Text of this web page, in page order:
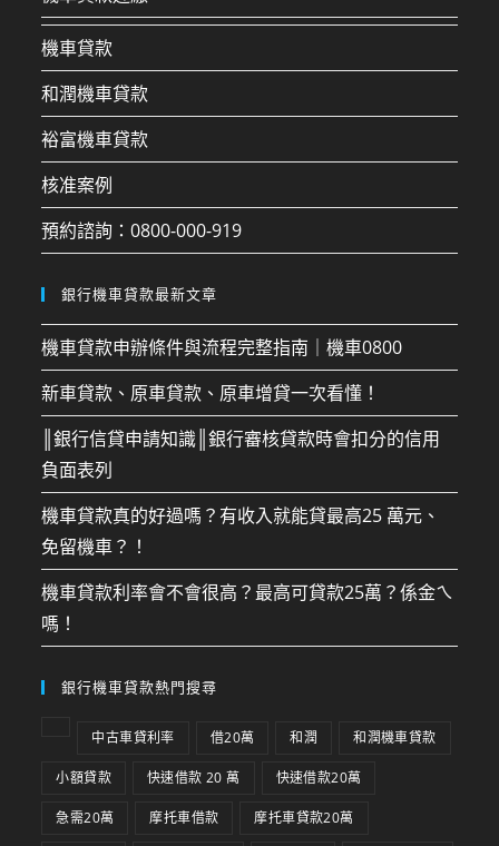
機車貸款
和潤機車貸款
裕富機車貸款
核准案例
預約諮詢：0800-000-919
銀行機車貸款最新文章
機車貸款申辦條件與流程完整指南｜機車0800
新車貸款、原車貸款、原車增貸一次看懂！
║銀行信貸申請知識║銀行審核貸款時會扣分的信用
負面表列
機車貸款真的好過嗎？有收入就能貸最高25 萬元、
免留機車？！
機車貸款利率會不會很高？最高可貸款25萬？係金ㄟ
嗎！
銀行機車貸款熱門搜尋
中古車貸利率 借20萬 和潤 和潤機車貸款
小額貸款 快速借款 20 萬 快速借款20萬
急需20萬 摩托車借款 摩托車貸款20萬